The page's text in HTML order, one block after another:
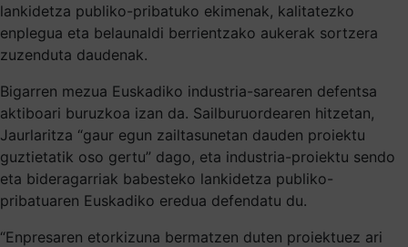
lankidetza publiko-pribatuko ekimenak, kalitatezko
enplegua eta belaunaldi berrientzako aukerak sortzera
zuzenduta daudenak.
Bigarren mezua Euskadiko industria-sarearen defentsa
aktiboari buruzkoa izan da. Sailburuordearen hitzetan,
Jaurlaritza “gaur egun zailtasunetan dauden proiektu
guztietatik oso gertu” dago, eta industria-proiektu sendo
eta bideragarriak babesteko lankidetza publiko-
pribatuaren Euskadiko eredua defendatu du.
“Enpresaren etorkizuna bermatzen duten proiektuez ari